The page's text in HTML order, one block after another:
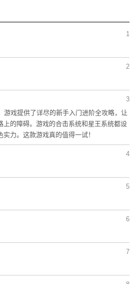
1
2
3
戏提供了详尽的新手入门进阶全攻略，让
的障碍。游戏的合击系统和星王系统都设
力。这款游戏真的值得一试！
4
5
6
7